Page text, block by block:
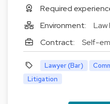
Required
Environment:
Law
Contract:
Self-
Lawyer (Bar)
Litigation